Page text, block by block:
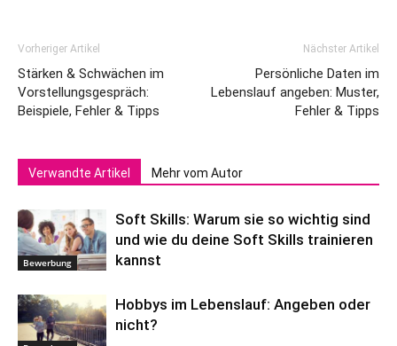
Vorheriger Artikel
Stärken & Schwächen im
Vorstellungsgespräch:
Beispiele, Fehler & Tipps
Nächster Artikel
Persönliche Daten im
Lebenslauf angeben: Muster,
Fehler & Tipps
Verwandte Artikel Mehr vom Autor
Bewerbung
Soft Skills: Warum sie so wichtig sind
und wie du deine Soft Skills trainieren
kannst
Hobbys im Lebenslauf: Angeben oder
nicht?